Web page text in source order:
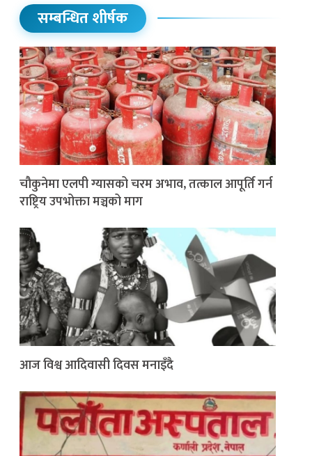
सम्बन्धित शीर्षक
चौकुनेमा एलपी ग्यासको चरम अभाव, तत्काल आपूर्ति गर्न
राष्ट्रिय उपभोक्ता मञ्चको माग
आज विश्व आदिवासी दिवस मनाइँदै